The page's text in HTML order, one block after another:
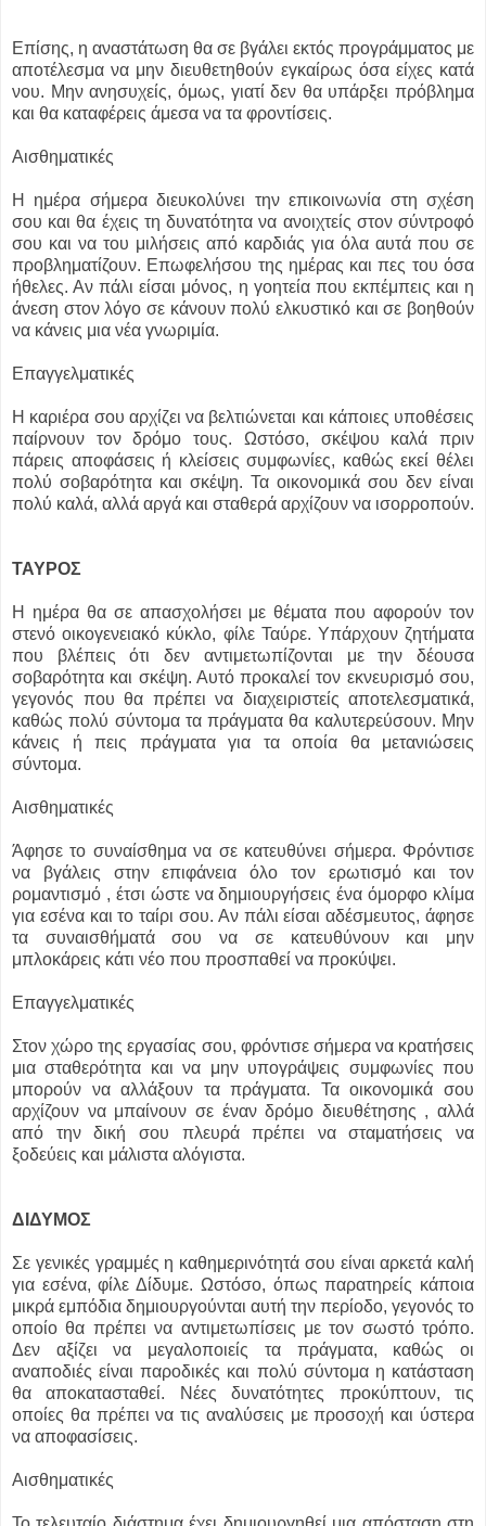
Επίσης, η αναστάτωση θα σε βγάλει εκτός προγράμματος με
αποτέλεσμα να μην διευθετηθούν εγκαίρως όσα είχες κατά
νου. Μην ανησυχείς, όμως, γιατί δεν θα υπάρξει πρόβλημα
και θα καταφέρεις άμεσα να τα φροντίσεις.
Αισθηματικές
Η ημέρα σήμερα διευκολύνει την επικοινωνία στη σχέση
σου και θα έχεις τη δυνατότητα να ανοιχτείς στον σύντροφό
σου και να του μιλήσεις από καρδιάς για όλα αυτά που σε
προβληματίζουν. Επωφελήσου της ημέρας και πες του όσα
ήθελες. Αν πάλι είσαι μόνος, η γοητεία που εκπέμπεις και η
άνεση στον λόγο σε κάνουν πολύ ελκυστικό και σε βοηθούν
να κάνεις μια νέα γνωριμία.
Επαγγελματικές
Η καριέρα σου αρχίζει να βελτιώνεται και κάποιες υποθέσεις
παίρνουν τον δρόμο τους. Ωστόσο, σκέψου καλά πριν
πάρεις αποφάσεις ή κλείσεις συμφωνίες, καθώς εκεί θέλει
πολύ σοβαρότητα και σκέψη. Τα οικονομικά σου δεν είναι
πολύ καλά, αλλά αργά και σταθερά αρχίζουν να ισορροπούν.
ΤΑΥΡΟΣ
Η ημέρα θα σε απασχολήσει με θέματα που αφορούν τον
στενό οικογενειακό κύκλο, φίλε Ταύρε. Υπάρχουν ζητήματα
που βλέπεις ότι δεν αντιμετωπίζονται με την δέουσα
σοβαρότητα και σκέψη. Αυτό προκαλεί τον εκνευρισμό σου,
γεγονός που θα πρέπει να διαχειριστείς αποτελεσματικά,
καθώς πολύ σύντομα τα πράγματα θα καλυτερεύσουν. Μην
κάνεις ή πεις πράγματα για τα οποία θα μετανιώσεις
σύντομα.
Αισθηματικές
Άφησε το συναίσθημα να σε κατευθύνει σήμερα. Φρόντισε
να βγάλεις στην επιφάνεια όλο τον ερωτισμό και τον
ρομαντισμό , έτσι ώστε να δημιουργήσεις ένα όμορφο κλίμα
για εσένα και το ταίρι σου. Αν πάλι είσαι αδέσμευτος, άφησε
τα συναισθήματά σου να σε κατευθύνουν και μην
μπλοκάρεις κάτι νέο που προσπαθεί να προκύψει.
Επαγγελματικές
Στον χώρο της εργασίας σου, φρόντισε σήμερα να κρατήσεις
μια σταθερότητα και να μην υπογράψεις συμφωνίες που
μπορούν να αλλάξουν τα πράγματα. Τα οικονομικά σου
αρχίζουν να μπαίνουν σε έναν δρόμο διευθέτησης , αλλά
από την δική σου πλευρά πρέπει να σταματήσεις να
ξοδεύεις και μάλιστα αλόγιστα.
ΔΙΔΥΜΟΣ
Σε γενικές γραμμές η καθημερινότητά σου είναι αρκετά καλή
για εσένα, φίλε Δίδυμε. Ωστόσο, όπως παρατηρείς κάποια
μικρά εμπόδια δημιουργούνται αυτή την περίοδο, γεγονός το
οποίο θα πρέπει να αντιμετωπίσεις με τον σωστό τρόπο.
Δεν αξίζει να μεγαλοποιείς τα πράγματα, καθώς οι
αναποδιές είναι παροδικές και πολύ σύντομα η κατάσταση
θα αποκατασταθεί. Νέες δυνατότητες προκύπτουν, τις
οποίες θα πρέπει να τις αναλύσεις με προσοχή και ύστερα
να αποφασίσεις.
Αισθηματικές